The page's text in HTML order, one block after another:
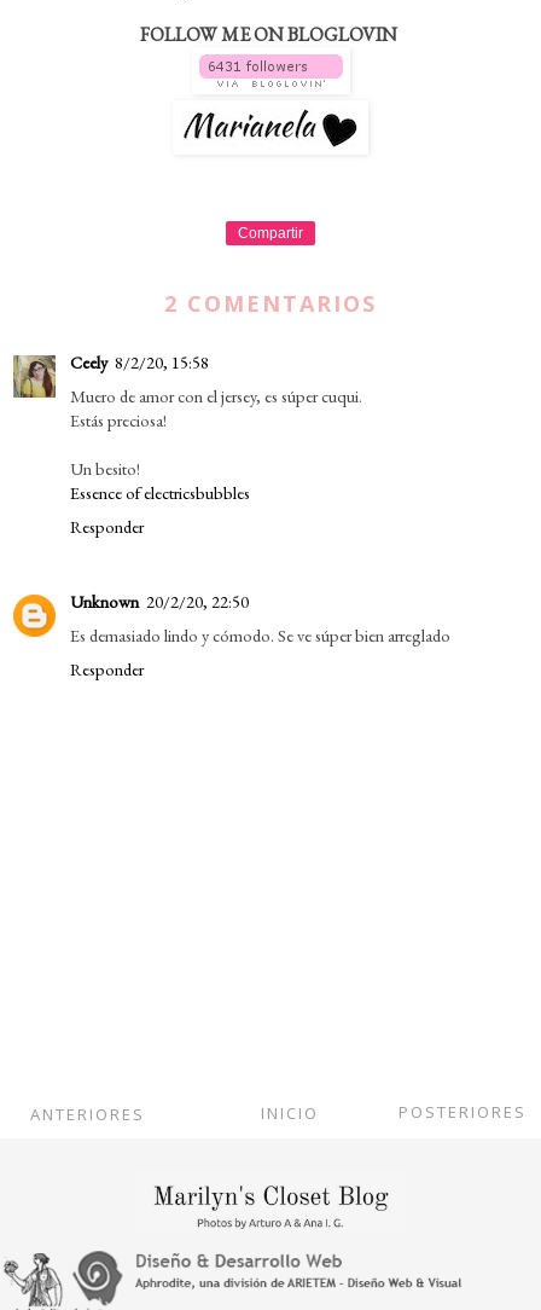
FOLLOW ME ON BLOGLOVIN
Compartir
2 COMENTARIOS
Ceely 8/2/20, 15:58
Muero de amor con el jersey, es súper cuqui.
Estás preciosa!
Un besito!
Essence of electricsbubbles
Responder
Unknown 20/2/20, 22:50
Es demasiado lindo y cómodo. Se ve súper bien arreglado
Responder
POSTERIORES
INICIO
ANTERIORES